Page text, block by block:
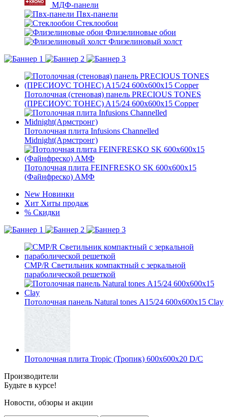
МДФ-панели
Пвх-панели
Стеклообои
Флизелиновые обои
Флизелиновый холст
Потолочная (стеновая) панель PRECIOUS TONES
(ПРЕCИОУС ТОНЕС) A15/24 600x600x15 Copper
Потолочная плита Infusions Channelled
Midnight(Армстронг)
Потолочная плита FEINFRESKO SK 600x600x15
(Файнфреско) АМФ
New Новинки
Хит Хиты продаж
% Скидки
CMP/R Светильник компактный с зеркальной
параболической решеткой
Потолочная панель Natural tones А15/24 600x600x15 Clay
Потолочная плита Tropic (Тропик) 600x600x20 D/С
Производители
Будьте в курсе!
Новости, обзоры и акции